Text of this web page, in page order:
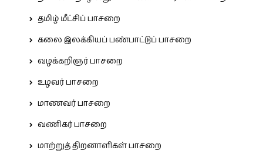
தமிழ் மீட்சிப் பாசறை
கலை இலக்கியப் பண்பாட்டுப் பாசறை
வழக்கறிஞர் பாசறை
உழவர் பாசறை
மாணவர் பாசறை
வணிகர் பாசறை
மாற்றுத் திறனாளிகள் பாசறை